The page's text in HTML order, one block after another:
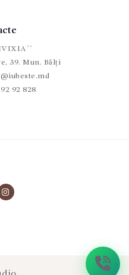
39. Mun. Bălți
92 828